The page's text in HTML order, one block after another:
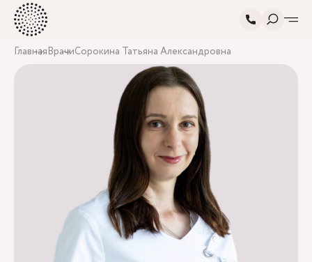
ГлавнаяВрачиСорокина Татьяна Александровна